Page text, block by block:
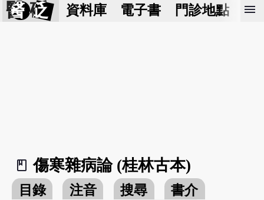
醫 砭 資料庫 電子書 門診地點 預
menu
book_2
傷寒雜病論 (桂林古本)
目錄 注音 搜尋
書介